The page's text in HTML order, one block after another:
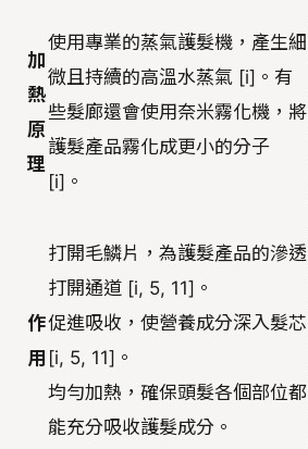
加
熱
原
理
使用專業的蒸氣護髮機，產生細
微且持續的高溫水蒸氣 [i]。有
些髮廊還會使用奈米霧化機，將
護髮產品霧化成更小的分子
[i]。
作
用
打開毛鱗片，為護髮產品的滲透
打開通道 [i, 5, 11]。
促進吸收，使營養成分深入髮芯
[i, 5, 11]。
均勻加熱，確保頭髮各個部位都
能充分吸收護髮成分。